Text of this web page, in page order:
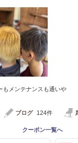
メンテナンスも通いや
ブログ 124件
クーポン一覧へ